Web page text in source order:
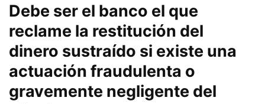
Debe ser el banco el que
reclame la restitución del
dinero sustraído si existe una
actuación fraudulenta o
gravemente negligente del